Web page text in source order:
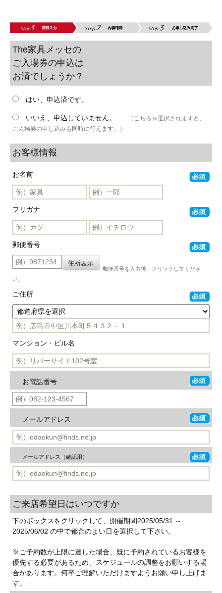
The家具メッセの
ご入場券の申込は
お済でしょうか？
はい、申込済です。
いいえ、申込していません。
（こちらを選択されますと、
ご入場券の申し込みも同時に行えます。）
お客様情報
お名前
フリガナ
郵便番号
郵便番号を入力後、クリックしてくださ
い。
ご住所
マンション・ビル名
お電話番号
メールアドレス
メールアドレス（確認用）
ご来店希望日はいつですか
下のボックスをクリックして、開催期間2025/05/31 ～
2025/06/02 の中で都合のよい日を選択して下さい。
※ご予約数が上限に達した場合、既に予約されているお客様を
優先する必要があるため、スケジュールの調整をお願いする場
合があります。何卒ご理解いただけますようお願い申し上げま
す。